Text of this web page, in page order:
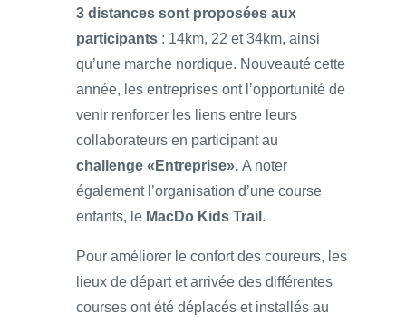
3 distances sont proposées aux
participants : 14km, 22 et 34km, ainsi
qu’une marche nordique. Nouveauté cette
année, les entreprises ont l’opportunité de
venir renforcer les liens entre leurs
collaborateurs en participant au
challenge «Entreprise». A noter
également l’organisation d’une course
enfants, le MacDo Kids Trail .
Pour améliorer le confort des coureurs, les
lieux de départ et arrivée des différentes
courses ont été déplacés et installés au